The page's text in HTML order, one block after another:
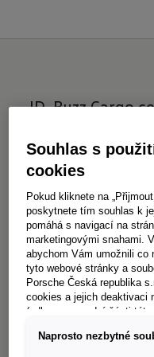
ID. Buzz Cargo
-ID. Buzz Cargo
Uváděné ceny jsou
importérem značky
(Porsche Česká
Souhlas s
cookies
Pokud kliknete na
poskytnete tím souhlas k
pomáhá s navigací na
marketingovými snahami.
abychom Vám umožnili
tyto webové stránky a
Porsche Česká republika
cookies a jejich deaktivaci
(odkaz ve spodní části této
Naprosto nezbytné